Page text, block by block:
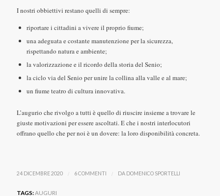
I nostri obbiettivi restano quelli di sempre:
riportare i cittadini a vivere il proprio fiume;
una adeguata e costante manutenzione per la sicurezza,
rispettando natura e ambiente;
la valorizzazione e il ricordo della storia del Senio;
la ciclo via del Senio per unire la collina alla valle e al mare;
un fiume teatro di cultura innovativa.
L’augurio che rivolgo a tutti è quello di riuscire insieme a trovare le
giuste motivazioni per essere ascoltati. E che i nostri interlocutori
offrano quello che per noi è un dovere: la loro disponibilità concreta.
24 DICEMBRE 2020 / 6 COMMENTI / DA DOMENICO SPORTELLI
TAGS:AUGURI